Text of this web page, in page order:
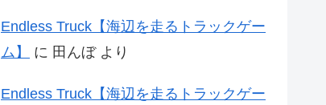
Endless Truck【海辺を走るトラックゲー
ム】
に 田んぼより
Endless Truck【海辺を走るトラックゲー